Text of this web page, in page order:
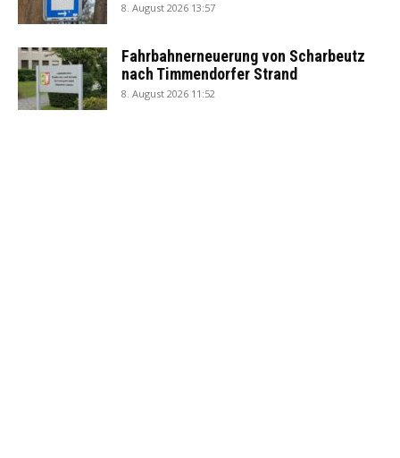
8. August 2026 13:57
Fahrbahnerneuerung von Scharbeutz
nach Timmendorfer Strand
8. August 2026 11:52